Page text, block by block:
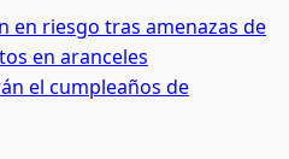
en riesgo tras amenazas de
en aranceles
el cumpleaños de